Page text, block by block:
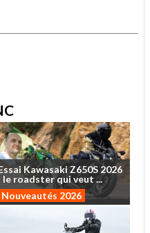
Kawasaki Z650S 2026
le roadsterquiveut ...
Nouveautés 2026